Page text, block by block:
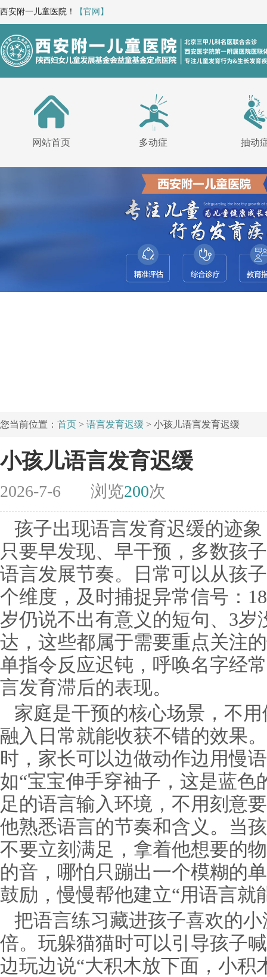
西安附一儿童医院！ 【官网】
网站首页 多动症 抽动
您当前位置： 首页 > 语言发育迟缓 > 小孩儿语言发育迟缓
小孩儿语言发育迟缓
2026-7-6 浏览200次
孩子出现语言发育迟缓的迹
只要早发现、早干预，多数孩
语言发展节奏。日常可以从孩
个维度，及时捕捉异常信号：
岁仍说不出有意义的短句、3岁
达，这些都属于需要重点关注
单指令反应迟钝，呼唤名字经
言发育滞后的表现。
家庭是干预的核心场景，不
融入日常就能收获不错的效果
时，家长可以边做动作边用慢
如“宝宝伸手穿袖子，这是蓝色
足的语言输入环境，不用刻意
他熟悉语言的节奏和含义。当
不要立刻满足，拿着他想要的
的音，哪怕只蹦出一个模糊的
鼓励，慢慢帮他建立“用语言就
把语言练习藏进孩子喜欢的
倍。玩躲猫猫时可以引导孩子
边玩边说“大积木放下面，小积